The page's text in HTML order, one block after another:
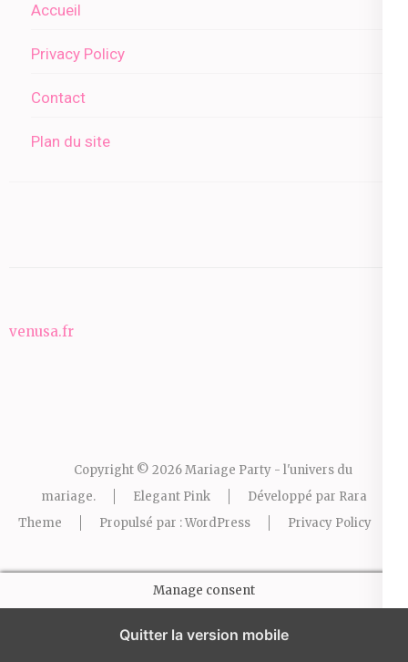
Accueil
Privacy Policy
Contact
Plan du site
venusa.fr
Copyright © 2026Mariage Party - l'univers du
mariage. Elegant Pink Développé par Rara
Theme
Propulsé par :WordPress Privacy Policy
Manage consent
Quitter la version mobile